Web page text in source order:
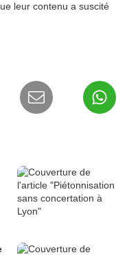
leur contenu a suscité